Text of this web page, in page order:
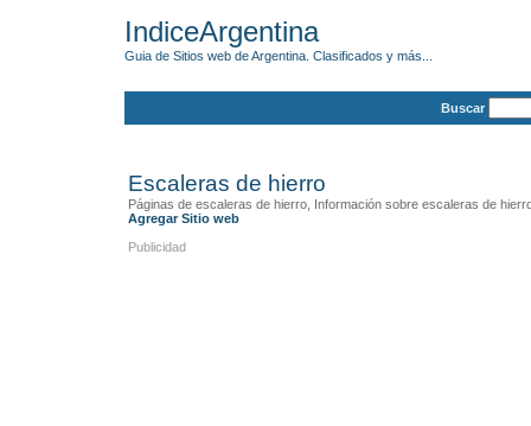
IndiceArgentina
Guia de Sitios web de Argentina. Clasificados y más...
Buscar
Escaleras de hierro
Páginas de escaleras de hierro, Información sobre escaleras de
Agregar Sitio web
Publicidad